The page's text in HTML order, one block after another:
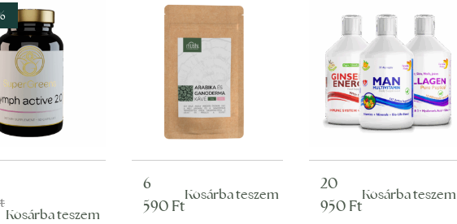
Kosárba teszem
6
590 Ft
Kosárba teszem
20
950 Ft
Kosárba teszem